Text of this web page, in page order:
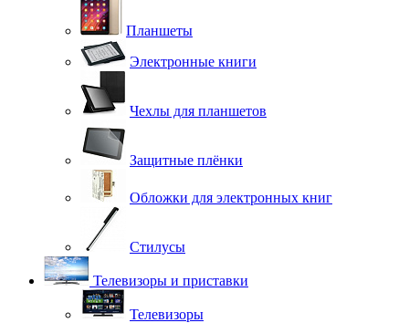
Планшеты
Электронные книги
Чехлы для планшетов
Защитные плёнки
Обложки для электронных книг
Стилусы
Телевизоры и приставки
Телевизоры